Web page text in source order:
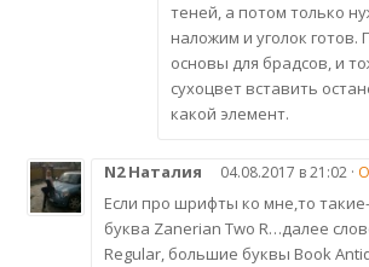
теней, а потом только
наложим и уголок готов.
основы для брадсов, и
сухоцвет вставить
какой элемент.
N2 Наталия 04.08.2017 в 21:02 ·
Если про шрифты ко мне,то такие-
буква Zanerian Two R…далее
Regular, большие буквы Book